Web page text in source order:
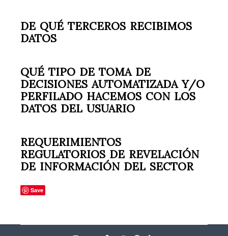
DE QUÉ TERCEROS RECIBIMOS
DATOS
QUÉ TIPO DE TOMA DE
DECISIONES AUTOMATIZADA Y/O
PERFILADO HACEMOS CON LOS
DATOS DEL USUARIO
REQUERIMIENTOS
REGULATORIOS DE REVELACIÓN
DE INFORMACIÓN DEL SECTOR
Save